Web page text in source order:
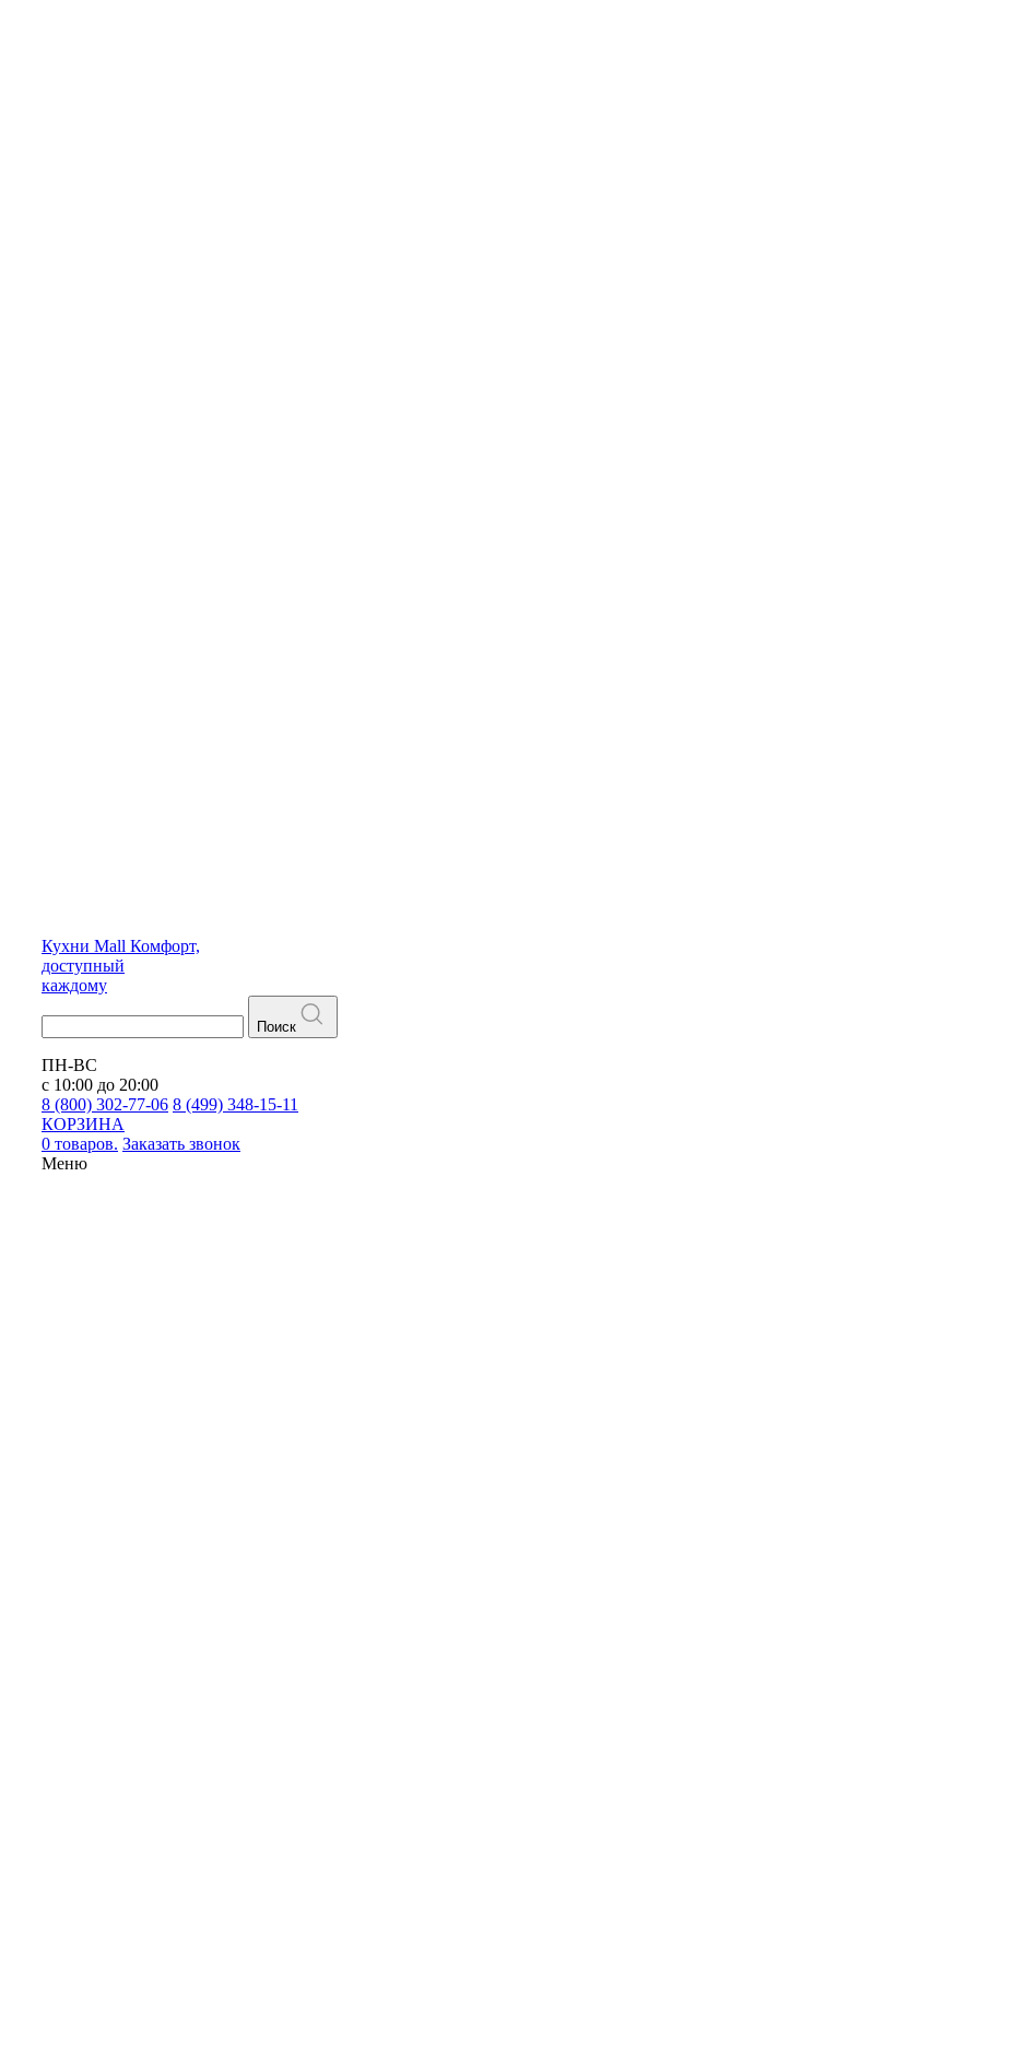
Кухни Mall Комфорт,
доступный
каждому
Поиск
ПН-ВС
с 10:00 до 20:00
8 (800) 302-77-06 8 (499) 348-15-11
КОРЗИНА
0 товаров. Заказать звонок
Меню